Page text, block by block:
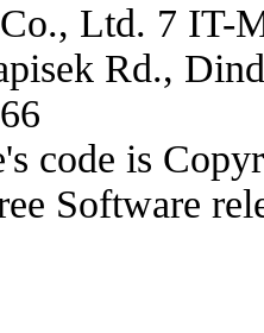
Ltd. 7 IT-
Rd.,
code is
Software